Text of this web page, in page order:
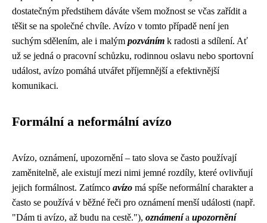
dostatečným předstihem dáváte všem možnost se včas zařídit a
těšit se na společné chvíle. Avízo v tomto případě není jen
suchým sdělením, ale i malým pozváním k radosti a sdílení. Ať
už se jedná o pracovní schůzku, rodinnou oslavu nebo sportovní
událost, avízo pomáhá utvářet příjemnější a efektivnější
komunikaci.
Formální a neformální avízo
Avízo, oznámení, upozornění – tato slova se často používají
zaměnitelně, ale existují mezi nimi jemné rozdíly, které ovlivňují
jejich formálnost. Zatímco avízo má spíše neformální charakter a
často se používá v běžné řeči pro oznámení menší události (např.
"Dám ti avízo, až budu na cestě."), oznámenía upozornění